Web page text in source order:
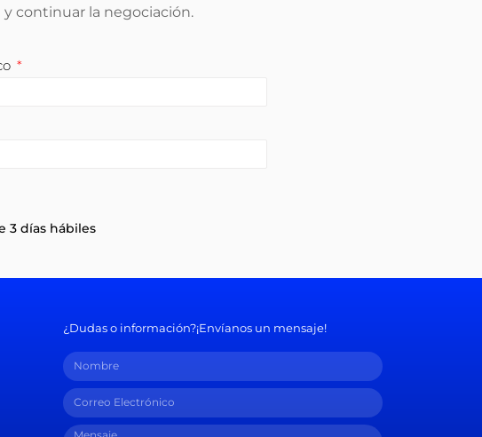
continuar la negociación.
3 días hábiles
¿Dudas o información?¡Envíanos un mensaje!